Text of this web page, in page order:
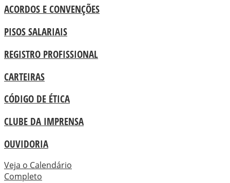
ACORDOS E CONVENÇÕES
PISOS SALARIAIS
REGISTRO PROFISSIONAL
CARTEIRAS
CÓDIGO DE ÉTICA
CLUBE DA IMPRENSA
OUVIDORIA
Veja o Calendário
Completo